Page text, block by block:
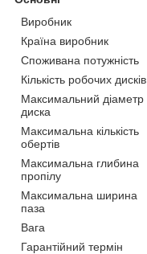
Виробник
Країна виробник
Споживана потужність
Кількість робочих дисків
Максимальний діаметр
диска
Максимальна кількість
обертів
Максимальна глибина
пропілу
Максимальна ширина
паза
Вага
Гарантійний термін